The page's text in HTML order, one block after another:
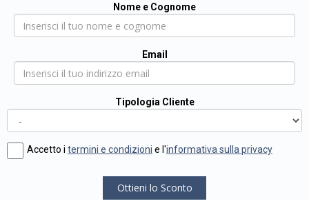
Nome e Cognome
Email
Tipologia Cliente
Accetto i termini e condizioni e l'informativa sulla privacy
Ottieni lo Sconto